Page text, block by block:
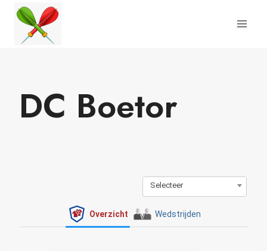
Doorgaan
naar
inhoud
DC Boetor
Selecteer
Overzicht Wedstrijden